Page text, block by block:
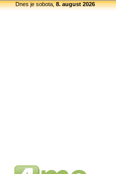
Dnes je sobota,8. august 2026